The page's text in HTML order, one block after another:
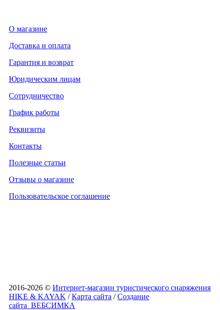
О магазине
Доставка и оплата
Гарантия и возврат
Юридическим лицам
Сотрудничество
График работы
Реквизиты
Контакты
Полезные статьи
Отзывы о магазине
Пользовательское соглашение
2016-2026 © Интернет-магазин туристического снаряжения
HIKE & KAYAK /Карта сайта /Создание
сайта ВЕБСИМКА